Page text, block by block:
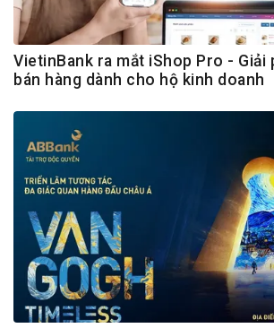
VietinBank ra mắt iShop Pro - Giải
bán hàng dành cho hộ kinh doanh